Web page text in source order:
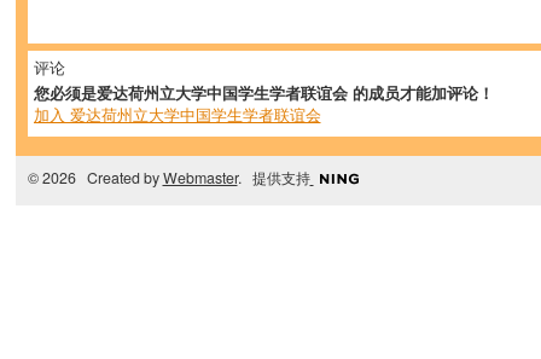
评论
您必须是爱达荷州立大学中国学生学者联谊会 的成员才能加评论！
加入 爱达荷州立大学中国学生学者联谊会
© 2026 Created byWebmaster. 提供支持